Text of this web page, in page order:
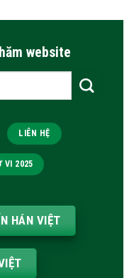
website
LIÊN HỆ
VI 2025
HÁN VIỆT